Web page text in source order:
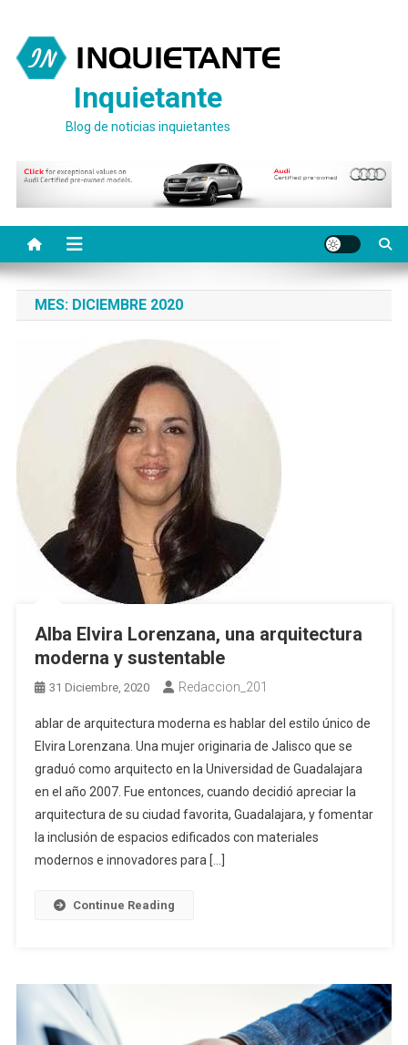
contenido
Inquietante
Blog de noticias inquietantes
MES: DICIEMBRE 2020
Alba Elvira Lorenzana, una arquitectura
moderna y sustentable
31 Diciembre, 2020 Redaccion_201
ablar de arquitectura moderna es hablar del estilo único de
Elvira Lorenzana. Una mujer originaria de Jalisco que se
graduó como arquitecto en la Universidad de Guadalajara
en el año 2007. Fue entonces, cuando decidió apreciar la
arquitectura de su ciudad favorita, Guadalajara, y fomentar
la inclusión de espacios edificados con materiales
modernos e innovadores para […]
Continue Reading